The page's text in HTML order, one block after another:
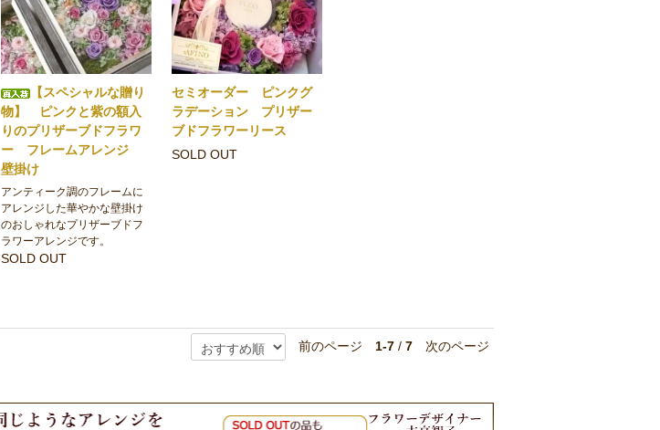
【スペシャルな贈り
物】 ピンクと紫の額入
りのプリザーブドフラワ
ー フレームアレンジ
壁掛け
アンティーク調のフレームに
アレンジした華やかな壁掛け
のおしゃれなプリザーブドフ
ラワーアレンジです。
SOLD OUT
セミオーダー ピンクグ
ラデーション プリザー
ブドフラワーリース
SOLD OUT
前のページ 1-7 / 7 次のページ